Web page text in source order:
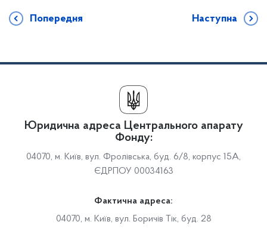
Попередня Наступна
Юридична адреса Центрального апарату
Фонду:
04070, м. Київ, вул. Фролівська, буд. 6/8, корпус 15А,
ЄДРПОУ 00034163
Фактична адреса:
04070, м. Київ, вул. Боричів Тік, буд. 28